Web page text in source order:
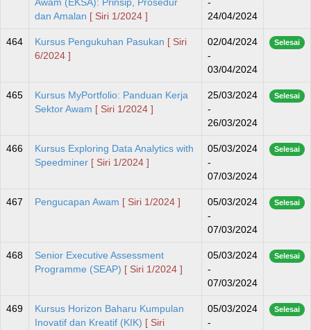
dan Amalan [ Siri 1/2024 ]
24/04/2024
464 Kursus Pengukuhan Pasukan [ Siri
6/2024 ]
02/04/2024
-
03/04/2024
Selesai
465
Kursus MyPortfolio: Panduan Kerja
Sektor Awam [ Siri 1/2024 ]
25/03/2024
-
26/03/2024
Selesai
466
Kursus Exploring Data Analytics with
Speedminer [ Siri 1/2024 ]
05/03/2024
-
07/03/2024
Selesai
467 Pengucapan Awam [ Siri 1/2024 ]
05/03/2024
-
07/03/2024
Selesai
468
Senior Executive Assessment
Programme (SEAP) [ Siri 1/2024 ]
05/03/2024
-
07/03/2024
Selesai
469
Kursus Horizon Baharu Kumpulan
Inovatif dan Kreatif (KIK) [ Siri
05/03/2024
-
Selesai